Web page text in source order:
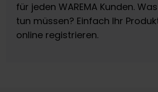
für jeden WAREMA Kunden.
tun müssen? Einfach Ihr
online registrieren.